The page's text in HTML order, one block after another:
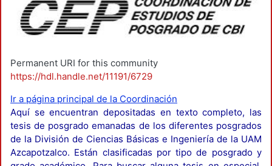
Permanent URI for this community
https://hdl.handle.net/11191/6729
Ir a página principal de la Coordinación
Aquí se encuentran depositadas en texto completo, las
tesis de posgrado emanadas de los diferentes posgrados
de la División de Ciencias Básicas e Ingeniería de la UAM
Azcapotzalco. Están clasificadas por tipo de posgrado y